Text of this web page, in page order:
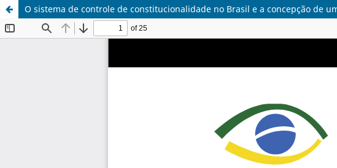
O sistema de controle de constitucionalidade no Brasil e a concepção de